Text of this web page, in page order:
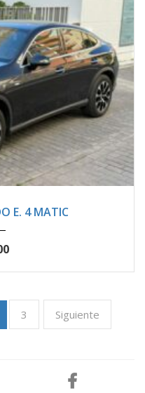
E. 4 MATIC
3 Siguiente